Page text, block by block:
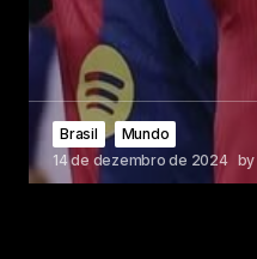
Brasil
Mundo
14 de dezembro de 2024 by